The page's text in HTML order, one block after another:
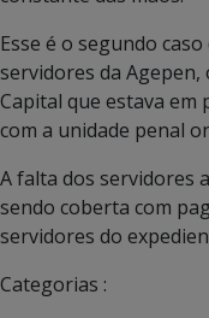
Esse é o segundo
servidores da
Capital que estava
com a unidade penal
A falta dos servidores
sendo coberta com
servidores do
Categorias :